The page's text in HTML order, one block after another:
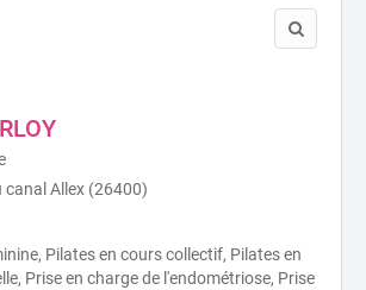
canal Allex (26400)
Pilates en cours collectif, Pilates en
Prise en charge de l'endométriose, Prise